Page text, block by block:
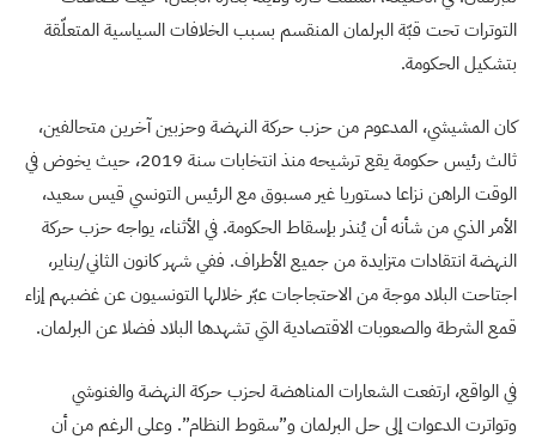
التوترات تحت قبّة البرلمان المنقسم بسبب الخلافات السياسية المتعلّقة
بتشكيل الحكومة.
كان المشيشي، المدعوم من حزب حركة النهضة وحزبين آخرين متحالفين،
ثالث رئيس حكومة يقع ترشيحه منذ انتخابات سنة 2019، حيث يخوض في
الوقت الراهن نزاعا دستوريا غير مسبوق مع الرئيس التونسي قيس سعيد،
الأمر الذي من شأنه أن يُنذر بإسقاط الحكومة. في الأثناء، يواجه حزب حركة
النهضة انتقادات متزايدة من جميع الأطراف. ففي شهر كانون الثاني/يناير،
اجتاحت البلاد موجة من الاحتجاجات عبّر خلالها التونسيون عن غضبهم إزاء
قمع الشرطة والصعوبات الاقتصادية التي تشهدها البلاد فضلا عن البرلمان.
في الواقع، ارتفعت الشعارات المناهضة لحزب حركة النهضة والغنوشي
وتواترت الدعوات إلى حل البرلمان و”سقوط النظام”. وعلى الرغم من أن